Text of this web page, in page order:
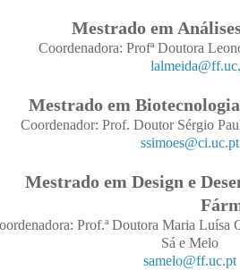
Mestrado em
Coordenadora: Profª Doutora
Mestrado em
Coordenador: Prof. Doutor Sérgio
ssimoes@ci.uc.pt
Mestrado em Design e
Prof.ª Doutora Maria Luísa
Sá e Melo
samelo@ff.uc.pt